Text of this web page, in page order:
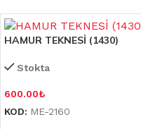
HAMUR TEKNESİ (1430)
Stokta
600.00₺
KOD: ME-2160